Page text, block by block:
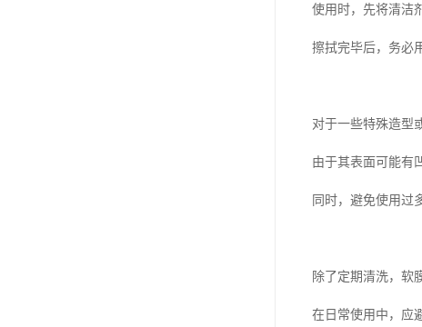
使用时，先将清洁
擦拭完毕后，务必
对于一些特殊造型
由于其表面可能有
同时，避免使用过
除了定期清洗，软
在日常使用中，应